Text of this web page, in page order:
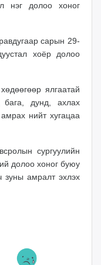
нэг долоо хоног
сарын 29-
хоёр долоо
ялгаатай
бага, дунд, ахлах
нийт хугацаа
сургуулийн
долоо хоног буюу
зуны амралт эхлэх